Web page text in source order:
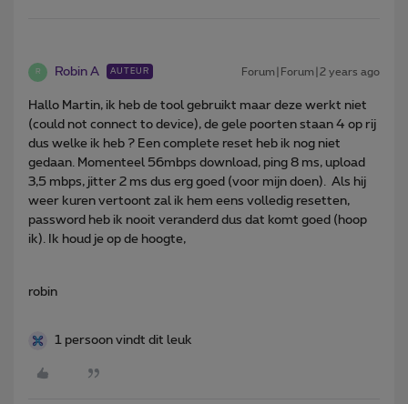
R Robin A AUTEUR Forum|Forum|2 years ago
Hallo Martin, ik heb de tool gebruikt maar deze werkt niet
(could not connect to device), de gele poorten staan 4 op rij
dus welke ik heb ? Een complete reset heb ik nog niet
gedaan. Momenteel 56mbps download, ping 8 ms, upload
3,5 mbps, jitter 2 ms dus erg goed (voor mijn doen). Als hij
weer kuren vertoont zal ik hem eens volledig resetten,
password heb ik nooit veranderd dus dat komt goed (hoop
ik). Ik houd je op de hoogte,
robin
1 persoon vindt dit leuk